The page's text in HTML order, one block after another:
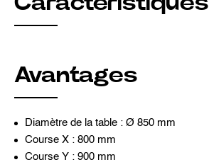
Avantages
Diamètre de la table : Ø 850 mm
Course X : 800 mm
Course Y : 900 mm